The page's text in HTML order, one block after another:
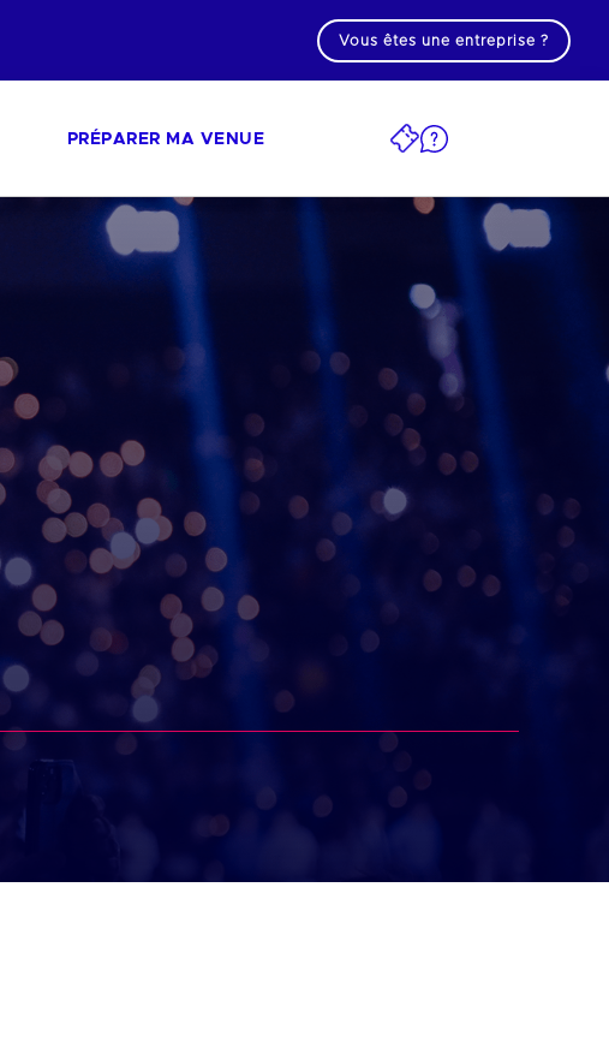
Vous êtes une entreprise ?
PRÉPARER MA VENUE